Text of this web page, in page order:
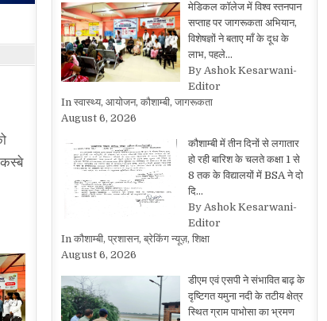
कस्बे
मेडिकल कॉलेज में विश्व स्तनपान
सप्ताह पर जागरूकता अभियान,
विशेषज्ञों ने बताए माँ के दूध के
लाभ, पहले…
By Ashok Kesarwani-
Editor
In स्वास्थ्य, आयोजन, कौशाम्बी, जागरूकता
August 6, 2026
कौशाम्बी में तीन दिनों से लगातार
हो रही बारिश के चलते कक्षा 1 से
8 तक के विद्यालयों में BSA ने दो
दि…
By Ashok Kesarwani-
Editor
In कौशाम्बी, प्रशासन, ब्रेकिंग न्यूज़, शिक्षा
August 6, 2026
डीएम एवं एसपी ने संभावित बाढ़ के
दृष्टिगत यमुना नदी के तटीय क्षेत्र
स्थित ग्राम पाभोसा का भ्रमण